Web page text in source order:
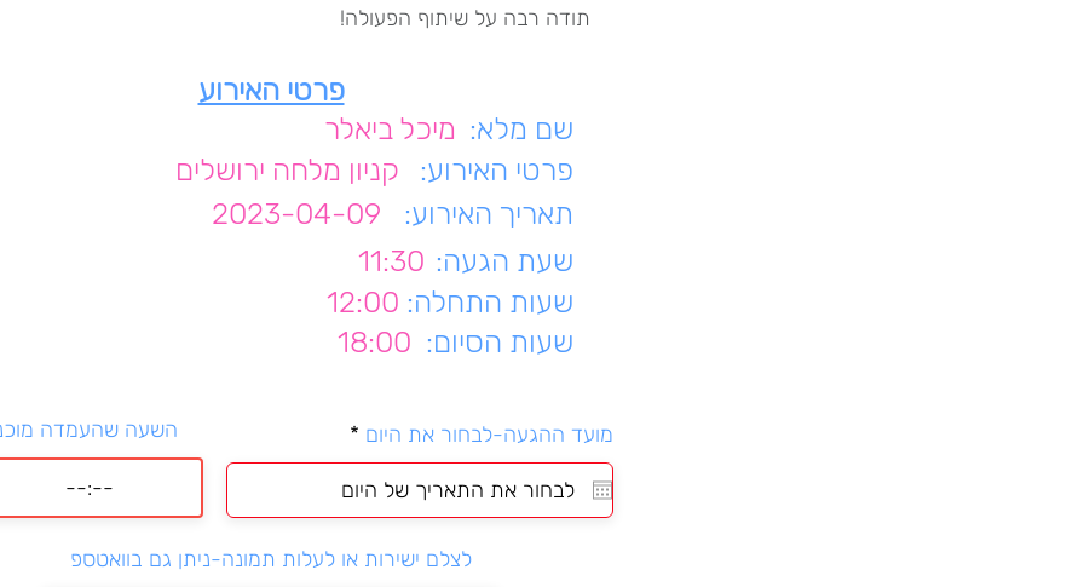
תודה רבה על שיתוף הפעולה!
פרטי האירוע
שם מלא: מיכל ביאלר
קניון מלחה ירושלים
פרטי האירוע:
2023-04-09
תאריך האירוע:
11:30 שעת הגעה:
12:00 שעות התחלה:
18:00 שעות הסיום:
השעה שהעמדה מועד ההגעה-לבחור את היום *
u
i
e
לצלם ישירות או לעלות תמונה-ניתן גם בוואטספ